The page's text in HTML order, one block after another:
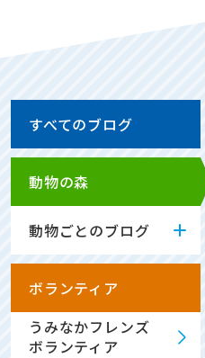
すべてのブログ
動物の森
動物ごとのブログ
ボランティア
うみなかフレンズ
ボランティア